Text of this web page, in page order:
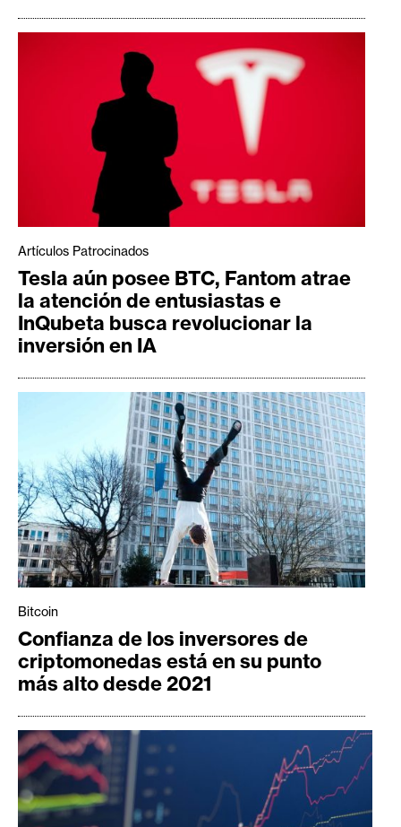
Artículos Patrocinados
Tesla aún posee BTC, Fantom atrae
la atención de entusiastas e
InQubeta busca revolucionar la
inversión en IA
Bitcoin
Confianza de los inversores de
criptomonedas está en su punto
más alto desde 2021